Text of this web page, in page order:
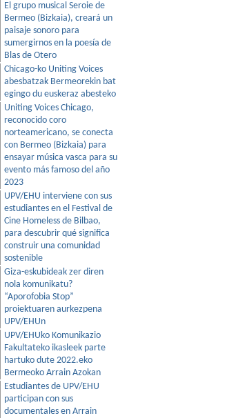
El grupo musical Seroie de
Bermeo (Bizkaia), creará un
paisaje sonoro para
sumergirnos en la poesía de
Blas de Otero
Chicago-ko Uniting Voices
abesbatzak Bermeorekin bat
egingo du euskeraz abesteko
Uniting Voices Chicago,
reconocido coro
norteamericano, se conecta
con Bermeo (Bizkaia) para
ensayar música vasca para su
evento más famoso del año
2023
UPV/EHU interviene con sus
estudiantes en el Festival de
Cine Homeless de Bilbao,
para descubrir qué significa
construir una comunidad
sostenible
Giza-eskubideak zer diren
nola komunikatu?
“Aporofobia Stop”
proiektuaren aurkezpena
UPV/EHUn
UPV/EHUko Komunikazio
Fakultateko ikasleek parte
hartuko dute 2022.eko
Bermeoko Arrain Azokan
Estudiantes de UPV/EHU
participan con sus
documentales en Arrain